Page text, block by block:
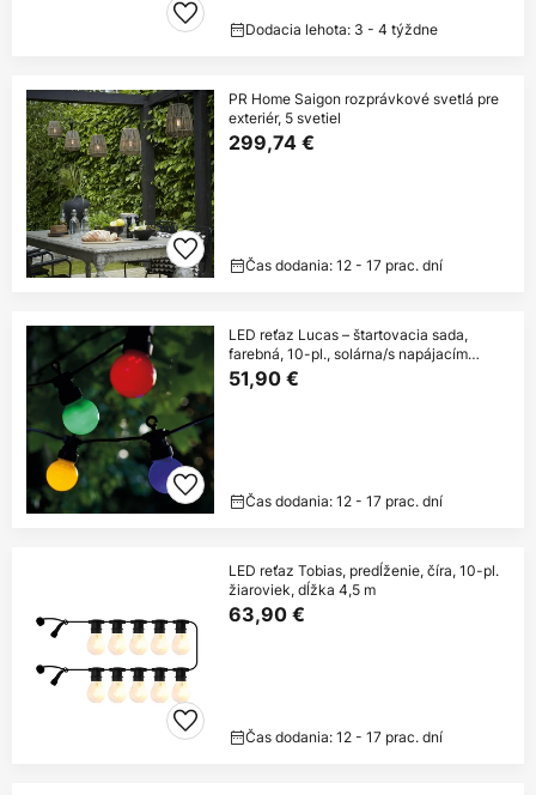
Dodacia lehota: 3 - 4 týždne
PR Home Saigon rozprávkové svetlá pre
exteriér, 5 svetiel
299,74 €
Čas dodania: 12 - 17 prac. dní
LED reťaz Lucas – štartovacia sada,
farebná, 10-pl., solárna/s napájacím
káblom
51,90 €
Čas dodania: 12 - 17 prac. dní
LED reťaz Tobias, predĺženie, číra, 10-pl.
žiaroviek, dĺžka 4,5 m
63,90 €
Čas dodania: 12 - 17 prac. dní